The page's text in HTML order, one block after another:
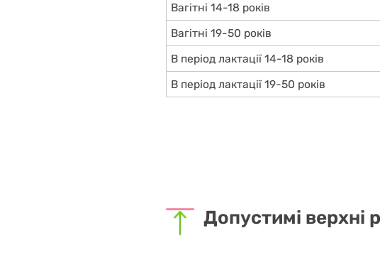
Вагітні 14-18 років
Вагітні 19-50 років
В період лактації 14-18 років
В період лактації 19-50 років
Допустимі верхні